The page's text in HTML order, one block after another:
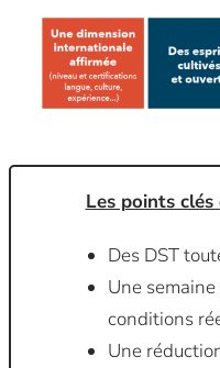
Les points clés
Des DST
Une
conditions
Une